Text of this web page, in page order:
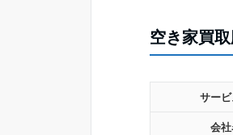
空き家買
サー
会社